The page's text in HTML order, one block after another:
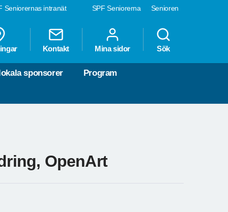
SPF Seniorerna Senioren
Seniorernas intranät
Kontakt Mina sidor Sök
sponsorer Program
OpenArt